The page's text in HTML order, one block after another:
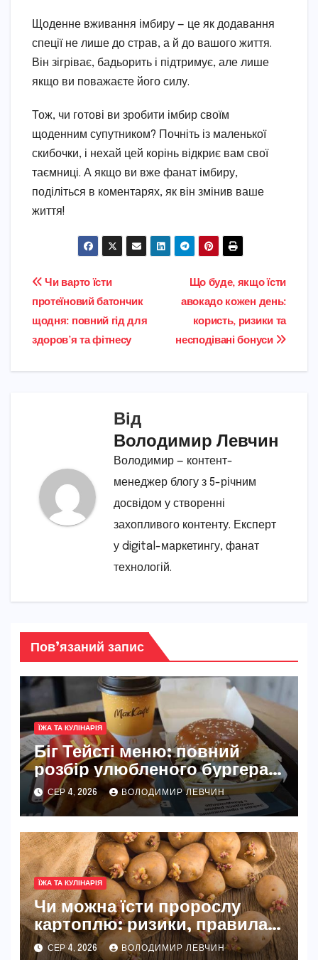
Щоденне вживання імбиру — це як додавання
спеції не лише до страв, а й до вашого життя.
Він зігріває, бадьорить і підтримує, але лише
якщо ви поважаєте його силу.
Тож, чи готові ви зробити імбир своїм
щоденним супутником? Почніть із маленької
скибочки, і нехай цей корінь відкриє вам свої
таємниці. А якщо ви вже фанат імбиру,
поділіться в коментарях, як він змінив ваше
життя!
Навігація
записів
Що буде, якщо їсти
авокадо кожен день:
користь, ризики та
несподівані бонуси
Чи варто їсти
протеїновий батончик
щодня: повний гід для
здоров’я та фітнесу
Від
Володимир Левчин
Володимир — контент-
менеджер блогу з 5-річним
досвідом у створенні
захопливого контенту. Експерт
у digital-маркетингу, фанат
технологій.
Пов’язаний запис
ЇЖА ТА КУЛІНАРІЯ
Біг Тейсті меню: повний
розбір улюбленого бургера
McDonald’s
СЕР 4, 2026 ВОЛОДИМИР ЛЕВЧИН
ЇЖА ТА КУЛІНАРІЯ
Чи можна їсти пророслу
картоплю: ризики, правила
та безпечні способи
СЕР 4, 2026 ВОЛОДИМИР ЛЕВЧИН